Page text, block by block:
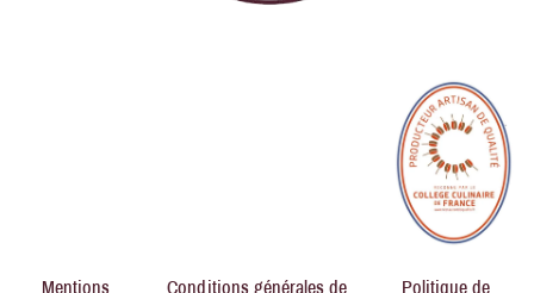
Mentions Conditions générales de Politique de